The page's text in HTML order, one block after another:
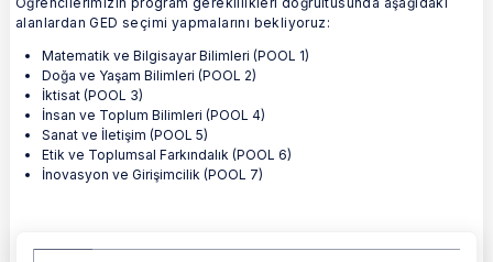
alanlardan GED seçimi yapmalarını bekliyoruz:
Matematik ve Bilgisayar Bilimleri (POOL 1)
Doğa ve Yaşam Bilimleri (POOL 2)
İktisat (POOL 3)
İnsan ve Toplum Bilimleri (POOL 4)
Sanat ve İletişim (POOL 5)
Etik ve Toplumsal Farkındalık (POOL 6)
İnovasyon ve Girişimcilik (POOL 7)